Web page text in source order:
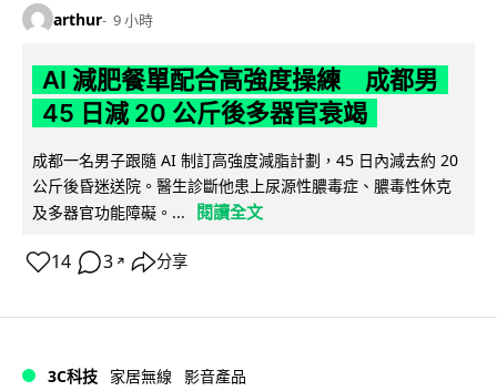
arthur 9 小時
AI 減肥餐單配合高強度操練 成都男
45 日減 20 公斤後多器官衰竭
成都一名男子跟隨 AI 制訂高強度減脂計劃，45 日內減去約 20
公斤後昏迷送院。醫生診斷他患上尿源性膿毒症、膿毒性休克
及多器官功能障礙。...
閱讀全文
14 3 ↗ 分享
3C科技 家居無線 影音產品